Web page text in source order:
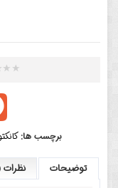
برچسب ها:
توضیحات نظرات